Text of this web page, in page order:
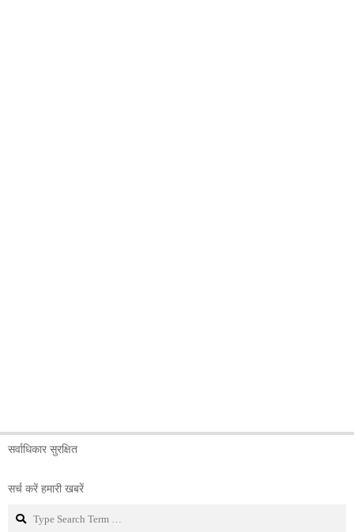
सर्वाधिकार सुरक्षित
सर्च करें हमारी खबरें